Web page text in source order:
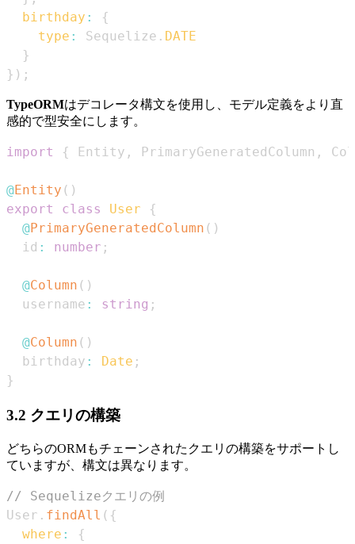
birthday :
{
type : Sequelize . DATE
}
} ) ;
TypeORMはデコレータ構文を使用し、モデル定義をより直
感的で型安全にします。
import { Entity , PrimaryGeneratedColumn ,
@Entity ( )
export
class User
{
@PrimaryGeneratedColumn ( )
  id
: number ;
@Column ( )
  username
: string ;
@Column ( )
  birthday
: Date ;
}
3.2 クエリの構築
どちらのORMもチェーンされたクエリの構築をサポートし
ていますが、構文は異なります。
// Sequelizeクエリの例
User . findAll ( {
where :
{